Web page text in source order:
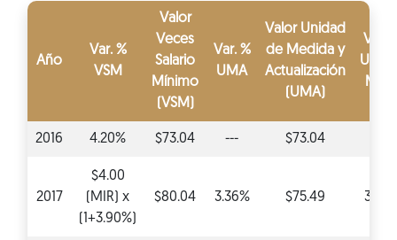
Año
Var. %
VSM
Valor
Veces
Salario
Mínimo
(VSM)
Var. %
UMA
Valor Unidad
de Medida y
Actualización
(UMA)
Var.
2016 4.20% $73.04 --- $73.04
2017
$4.00
(MIR) x
(1+3.90%)
$80.04 3.36% $75.49